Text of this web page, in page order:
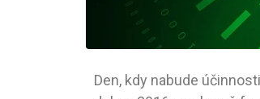
Den, kdy nabude